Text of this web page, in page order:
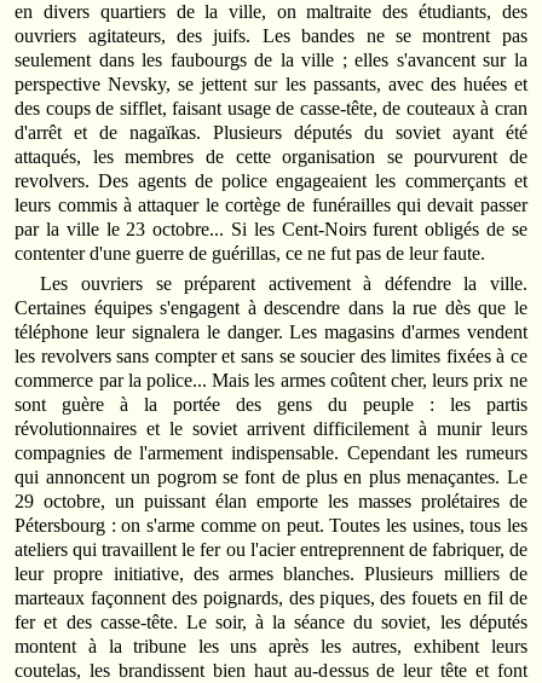
en divers quartiers de la ville, on maltraite des étudiants, des
ouvriers agitateurs, des juifs. Les bandes ne se montrent pas
seulement dans les faubourgs de la ville ; elles s'avancent sur la
perspective Nevsky, se jettent sur les passants, avec des huées et
des coups de sifflet, faisant usage de casse‑tête, de couteaux à cran
d'arrêt et de nagaïkas. Plusieurs députés du soviet ayant été
attaqués, les membres de cette organisation se pourvurent de
revolvers. Des agents de police engageaient les commerçants et
leurs commis à attaquer le cortège de funérailles qui devait passer
par la ville le 23 octobre... Si les Cent‑Noirs furent obligés de se
contenter d'une guerre de guérillas, ce ne fut pas de leur faute.
Les ouvriers se préparent activement à défendre la ville.
Certaines équipes s'engagent à descendre dans la rue dès que le
téléphone leur signalera le danger. Les magasins d'armes vendent
les revolvers sans compter et sans se soucier des limites fixées à ce
commerce par la police... Mais les armes coûtent cher, leurs prix ne
sont guère à la portée des gens du peuple : les partis
révolutionnaires et le soviet arrivent difficilement à munir leurs
compagnies de l'armement indispensable. Cependant les rumeurs
qui annoncent un pogrom se font de plus en plus menaçantes. Le
29 octobre, un puissant élan emporte les masses prolétaires de
Pétersbourg : on s'arme comme on peut. Toutes les usines, tous les
ateliers qui travaillent le fer ou l'acier entreprennent de fabriquer, de
leur propre initiative, des armes blanches. Plusieurs milliers de
marteaux façonnent des poignards, des piques, des fouets en fil de
fer et des casse‑tête. Le soir, à la séance du soviet, les députés
montent à la tribune les uns après les autres, exhibent leurs
coutelas, les brandissent bien haut au‑dessus de leur tête et font